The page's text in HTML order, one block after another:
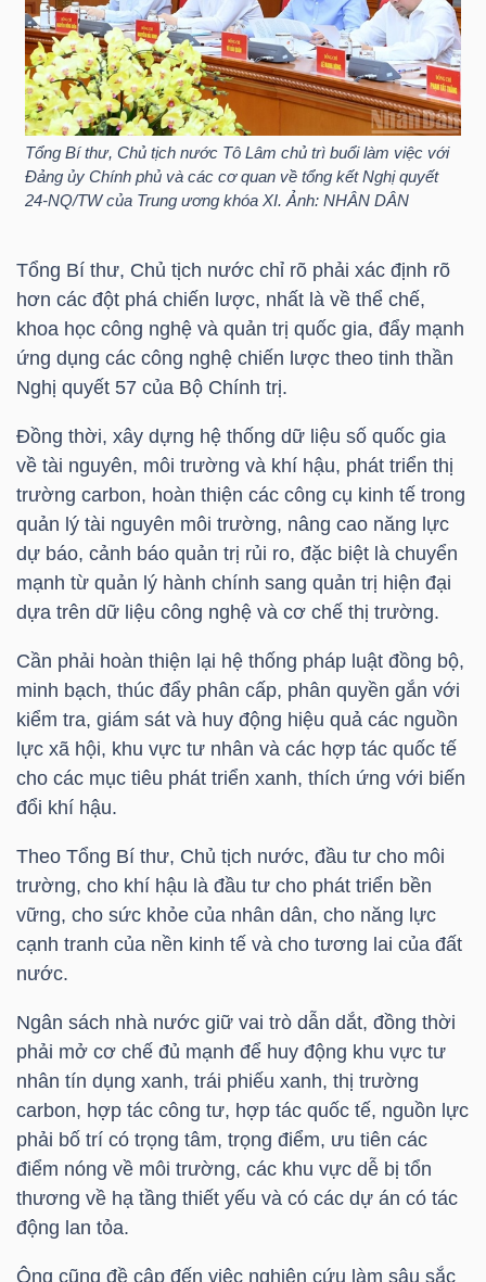
Tổng Bí thư, Chủ tịch nước Tô Lâm chủ trì buổi làm việc với
Đảng ủy Chính phủ và các cơ quan về tổng kết Nghị quyết
24-NQ/TW của Trung ương khóa XI. Ảnh: NHÂN DÂN
Tổng Bí thư, Chủ tịch nước chỉ rõ phải xác định rõ
hơn các đột phá chiến lược, nhất là về thể chế,
khoa học công nghệ và quản trị quốc gia, đẩy mạnh
ứng dụng các công nghệ chiến lược theo tinh thần
Nghị quyết 57 của Bộ Chính trị.
Đồng thời, xây dựng hệ thống dữ liệu số quốc gia
về tài nguyên, môi trường và khí hậu, phát triển thị
trường carbon, hoàn thiện các công cụ kinh tế trong
quản lý tài nguyên môi trường, nâng cao năng lực
dự báo, cảnh báo quản trị rủi ro, đặc biệt là chuyển
mạnh từ quản lý hành chính sang quản trị hiện đại
dựa trên dữ liệu công nghệ và cơ chế thị trường.
Cần phải hoàn thiện lại hệ thống pháp luật đồng bộ,
minh bạch, thúc đẩy phân cấp, phân quyền gắn với
kiểm tra, giám sát và huy động hiệu quả các nguồn
lực xã hội, khu vực tư nhân và các hợp tác quốc tế
cho các mục tiêu phát triển xanh, thích ứng với biến
đổi khí hậu.
Theo Tổng Bí thư, Chủ tịch nước, đầu tư cho môi
trường, cho khí hậu là đầu tư cho phát triển bền
vững, cho sức khỏe của nhân dân, cho năng lực
cạnh tranh của nền kinh tế và cho tương lai của đất
nước.
Ngân sách nhà nước giữ vai trò dẫn dắt, đồng thời
phải mở cơ chế đủ mạnh để huy động khu vực tư
nhân tín dụng xanh, trái phiếu xanh, thị trường
carbon, hợp tác công tư, hợp tác quốc tế, nguồn lực
phải bố trí có trọng tâm, trọng điểm, ưu tiên các
điểm nóng về môi trường, các khu vực dễ bị tổn
thương về hạ tầng thiết yếu và có các dự án có tác
động lan tỏa.
Ông cũng đề cập đến việc nghiên cứu làm sâu sắc
CÔNG
CỤ
ĐẦU
TƯ
XUẤT
DỮ
LIỆU
Ngành
VS-
SECTOR
NĂNG
LƯỢNG
NGUYÊN
LIỆU
TIÊU
DÙNG
KHÔNG